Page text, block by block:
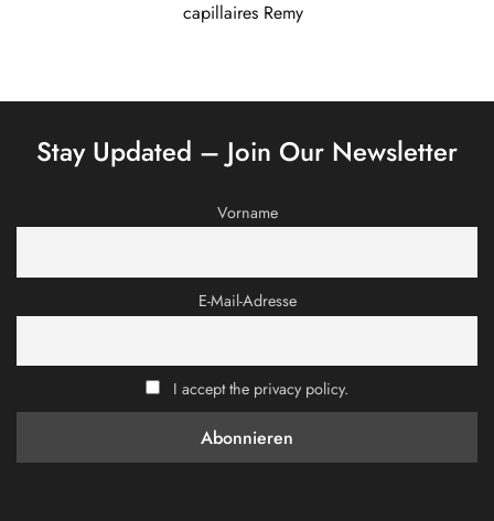
capillaires Remy
Stay Updated – Join Our Newsletter
Vorname
E-Mail-Adresse
I accept the privacy policy.